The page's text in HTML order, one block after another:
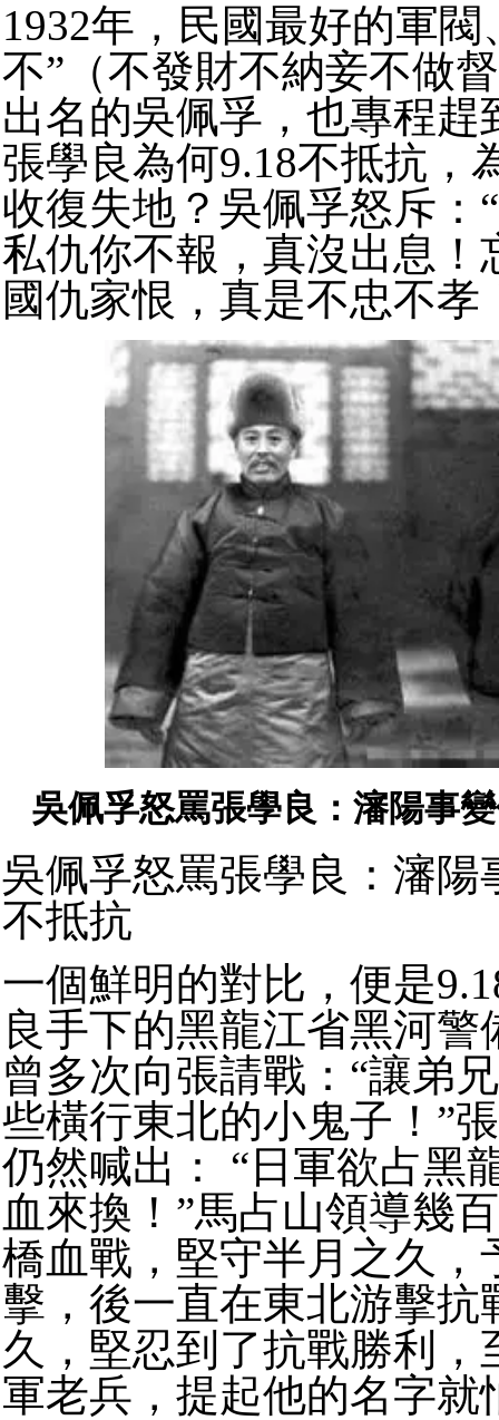
1932年，民國最好的軍閥
不”（不發財不納妾不做
出名的吳佩孚，也專程趕
張學良為何9.18不抵抗，
收復失地？ 吳佩孚怒斥：
私仇你不報，真沒出息！
國仇家恨，真是不忠不孝
吳佩孚怒罵張學良：瀋陽事
吳佩孚怒罵張學良：瀋陽
不抵抗
一個鮮明的對比，便是
良手下的黑龍江省黑河警
曾多次向張請戰：“讓弟
些橫行東北的小鬼子！”
仍然喊出： “日軍欲占黑
血來換！”馬占山領導幾
橋血戰，堅守半月之久，
擊，後一直在東北游擊抗
久，堅忍到了抗戰勝利，
軍老兵，提起他的名字就